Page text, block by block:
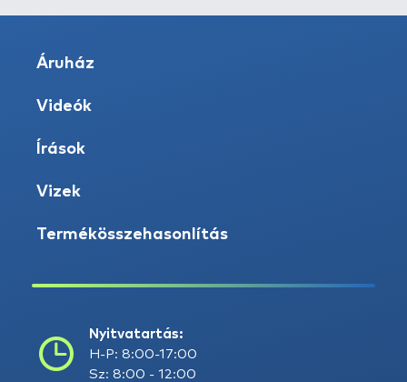
Áruház
Videók
Írások
Vizek
Termékösszehasonlítás
Nyitvatartás:
H-P: 8:00-17:00
Sz: 8:00 - 12:00